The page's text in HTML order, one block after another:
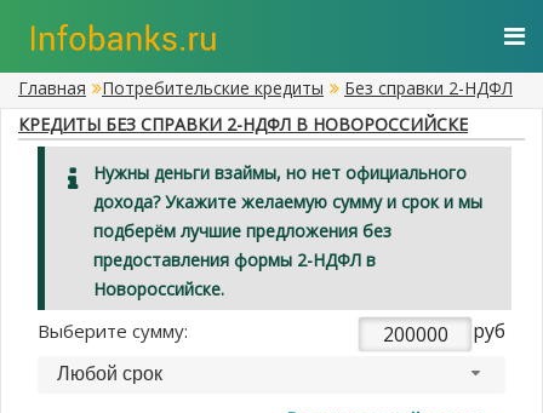
Главная Потребительские кредиты
Без справки 2-НДФЛ
КРЕДИТЫ БЕЗ СПРАВКИ 2-НДФЛ В НОВОРОССИЙСКЕ
Нужны деньги взаймы, но нет официального
дохода? Укажите желаемую сумму и срок и мы
подберём лучшие предложения без
предоставления формы 2-НДФЛ в
Новороссийске.
Выберите сумму: руб
Любой срок